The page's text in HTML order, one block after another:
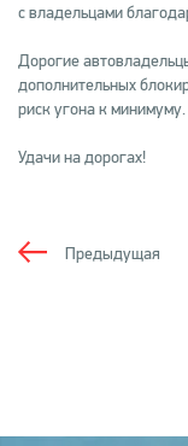
с владельцами
Дорогие
дополнительных
риск угона к минимуму.
Удачи на дорогах!
Предыдущая